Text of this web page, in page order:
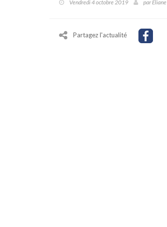
Vendredi 4 octobre 2019 par
Partagez l'actualité